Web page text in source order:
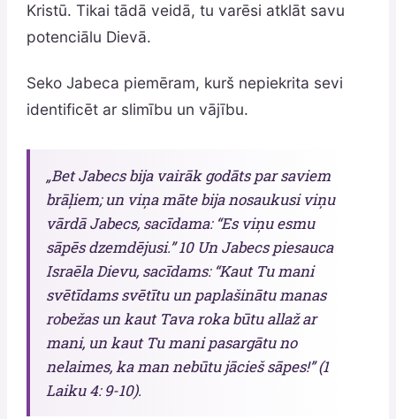
Kristū. Tikai tādā veidā, tu varēsi atklāt savu
potenciālu Dievā.
Seko Jabeca piemēram, kurš nepiekrita sevi
identificēt ar slimību un vājību.
„Bet Jabecs bija vairāk godāts par saviem
brāļiem; un viņa māte bija nosaukusi viņu
vārdā Jabecs, sacīdama: “Es viņu esmu
sāpēs dzemdējusi.” 10 Un Jabecs piesauca
Israēla Dievu, sacīdams: “Kaut Tu mani
svētīdams svētītu un paplašinātu manas
robežas un kaut Tava roka būtu allaž ar
mani, un kaut Tu mani pasargātu no
nelaimes, ka man nebūtu jācieš sāpes!” (1
Laiku 4: 9-10).